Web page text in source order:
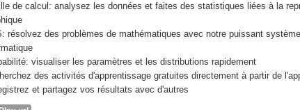
de calcul: analysez les données et faites des statistiques liées à la
résolvez des problèmes de mathématiques avec notre puissant
visualiser les paramètres et les distributions rapidement
des activités d'apprentissage gratuites directement à partir de
et partagez vos résultats avec d'autres